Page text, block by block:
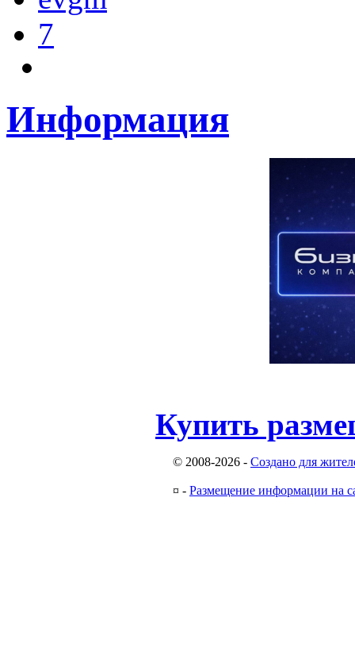
7
Информация
Купить
© 2008-2026 - Создано для
¤ - Размещение информации на